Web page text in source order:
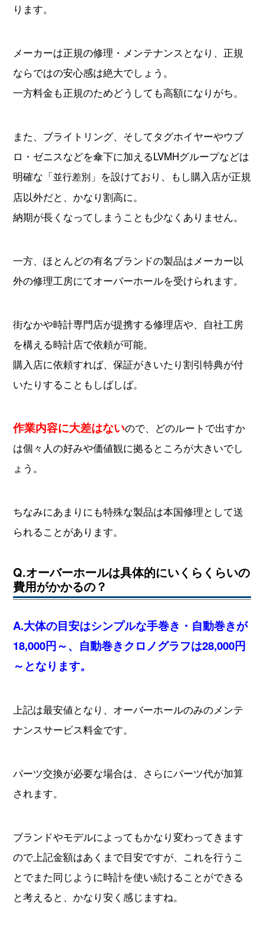
ります。
メーカーは正規の修理・メンテナンスとなり、正規
ならではの安心感は絶大でしょう。
一方料金も正規のためどうしても高額になりがち。
また、ブライトリング、そしてタグホイヤーやウブ
ロ・ゼニスなどを傘下に加えるLVMHグループなどは
明確な「並行差別 」を設けており、もし購入店が正規
店以外だと、かなり割高に。
納期が長くなってしまうことも少なくありません。
一方、ほとんどの有名ブランドの製品はメーカー以
外の修理工房にてオーバーホールを受けられます。
街なかや時計専門店が提携する修理店や、自社工房
を構える時計店で依頼が可能。
購入店に依頼すれば、保証がきいたり割引特典が付
いたりすることもしばしば。
作業内容に大差はないので、どのルートで出すか
は個々人の好みや価値観に拠るところが大きいでし
ょう。
ちなみにあまりにも特殊な製品は本国修理として送
られることがあります。
Q.オーバーホールは具体的にいくらくらいの
費用がかかるの？
A.大体の目安はシンプルな手巻き・自動巻きが
18,000円～、自動巻きクロノグラフは28,000円
～となります。
上記は最安値となり、オーバーホールのみのメンテ
ナンスサービス料金です。
パーツ交換が必要な場合は、さらにパーツ代が加算
されます。
ブランドやモデルによってもかなり変わってきます
ので上記金額はあくまで目安ですが、これを行うこ
とでまた同じように時計を使い続けることができる
と考えると、かなり安く感じますね。